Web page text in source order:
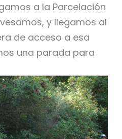
a la Parcelación
y llegamos al
de acceso a esa
una parada para